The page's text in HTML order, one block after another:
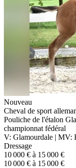
Nouveau
Cheval de sport
Pouliche de l'étalon
championnat fédéral
V: Glamourdale | MV:
Dressage
10 000 € à 15 000 €
10 000 € à 15 000 €